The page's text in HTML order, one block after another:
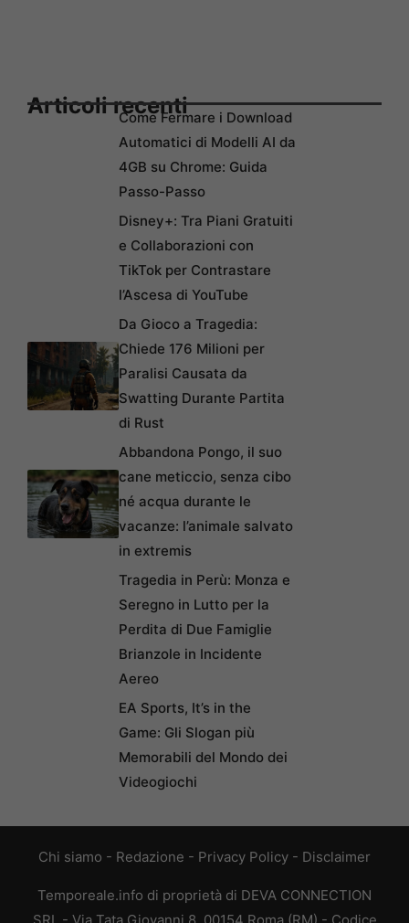
Articoli recentiCome Fermare i Download
Automatici di Modelli AI da
4GB su Chrome: Guida
Passo-Passo
Disney+: Tra Piani Gratuiti
e Collaborazioni con
TikTok per Contrastare
l’Ascesa di YouTube
Da Gioco a Tragedia:
Chiede 176 Milioni per
Paralisi Causata da
Swatting Durante Partita
di Rust
Abbandona Pongo, il suo
cane meticcio, senza cibo
né acqua durante le
vacanze: l’animale salvato
in extremis
Tragedia in Perù: Monza e
Seregno in Lutto per la
Perdita di Due Famiglie
Brianzole in Incidente
Aereo
EA Sports, It’s in the
Game: Gli Slogan più
Memorabili del Mondo dei
Videogiochi
Chi siamo - Redazione - Privacy Policy - Disclaimer
Temporeale.info di proprietà di DEVA CONNECTION